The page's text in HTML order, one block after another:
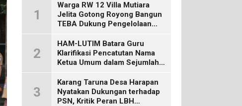
1
Warga RW 12 Villa Mutiara
Jelita Gotong Royong Bangun
TEBA Dukung Pengelolaan
2
HAM-LUTIM Batara Guru
Klarifikasi Pencatutan Nama
Ketua Umum dalam Sejumlah
3
Karang Taruna Desa Harapan
Nyatakan Dukungan terhadap
PSN, Kritik Peran LBH